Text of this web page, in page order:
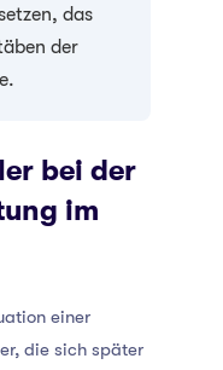
das
der
bei der
im
einer
die sich später